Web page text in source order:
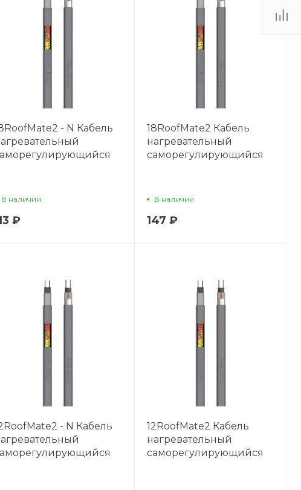
- N Кабель
В наличии
₽
18RoofMate2 Кабель
нагревательный
саморегулирующийся
В наличии
147 ₽
- N Кабель
12RoofMate2 Кабель
нагревательный
саморегулирующийся